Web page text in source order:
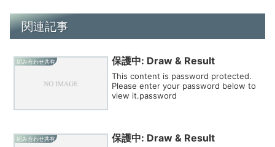
関連記事
組み合わせ共有 保護中: Draw & Result
This content is password protected.
Please enter your password below to
view it.password
組み合わせ共有 保護中: Draw & Result